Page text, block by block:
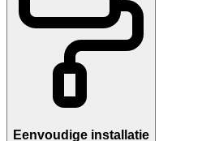
Eenvoudige installatie